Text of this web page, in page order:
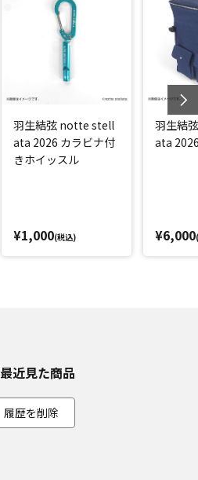
羽生結弦 notte stell
ata 2026 カラビナ付
きホイッスル
¥1,000(税込)
羽生結
ata
¥6,000
最近見た商品
履歴を削除